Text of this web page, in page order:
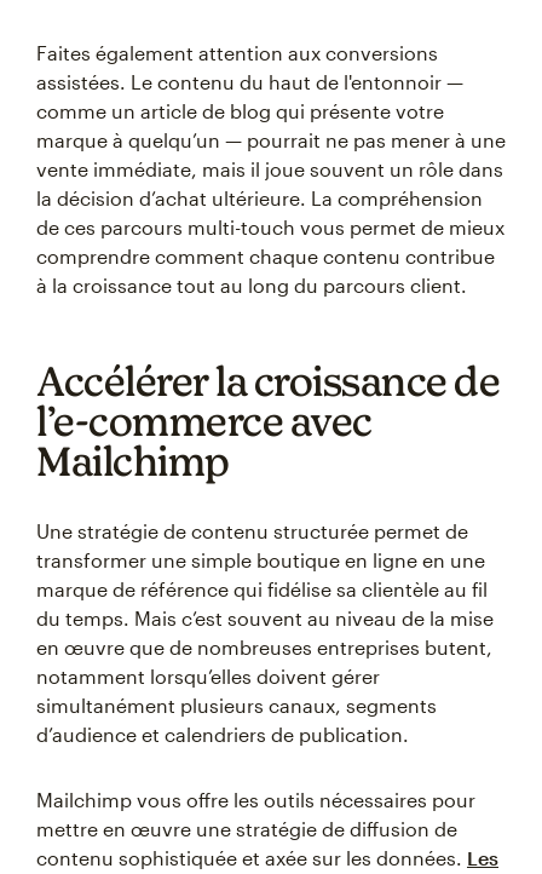
Faites également attention aux conversions
assistées. Le contenu du haut de l'entonnoir —
comme un article de blog qui présente votre
marque à quelqu’un — pourrait ne pas mener à une
vente immédiate, mais il joue souvent un rôle dans
la décision d’achat ultérieure. La compréhension
de ces parcours multi-touch vous permet de mieux
comprendre comment chaque contenu contribue
à la croissance tout au long du parcours client.
Accélérer la croissance de
l’e-commerce avec
Mailchimp
Une stratégie de contenu structurée permet de
transformer une simple boutique en ligne en une
marque de référence qui fidélise sa clientèle au fil
du temps. Mais c’est souvent au niveau de la mise
en œuvre que de nombreuses entreprises butent,
notamment lorsqu’elles doivent gérer
simultanément plusieurs canaux, segments
d’audience et calendriers de publication.
Mailchimp vous offre les outils nécessaires pour
mettre en œuvre une stratégie de diffusion de
contenu sophistiquée et axée sur les données. Les